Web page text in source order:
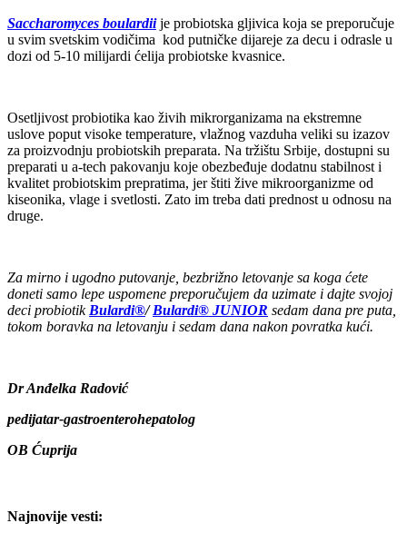
Saccharomyces boulardii je probiotska gljivica koja se preporučuje
u svim svetskim vodičima kod putničke dijareje za decu i odrasle u
dozi od 5-10 milijardi ćelija probiotske kvasnice.
Osetljivost probiotika kao živih mikrorganizama na ekstremne
uslove poput visoke temperature, vlažnog vazduha veliki su izazov
za proizvodnju probiotskih preparata. Na tržištu Srbije, dostupni su
preparati u a-tech pakovanju koje obezbeđuje dodatnu stabilnost i
kvalitet probiotskim prepratima, jer štiti žive mikroorganizme od
kiseonika, vlage i svetlosti. Zato im treba dati prednost u odnosu na
druge.
Za mirno i ugodno putovanje, bezbrižno letovanje sa koga ćete
doneti samo lepe uspomene preporučujem da uzimate i dajte svojoj
deci probiotik Bulardi®/Bulardi® JUNIOR sedam dana pre puta,
tokom boravka na letovanju i sedam dana nakon povratka kući.
Dr Anđelka Radović
pedijatar-gastroenterohepatolog
OB Ćuprija
Najnovije vesti: